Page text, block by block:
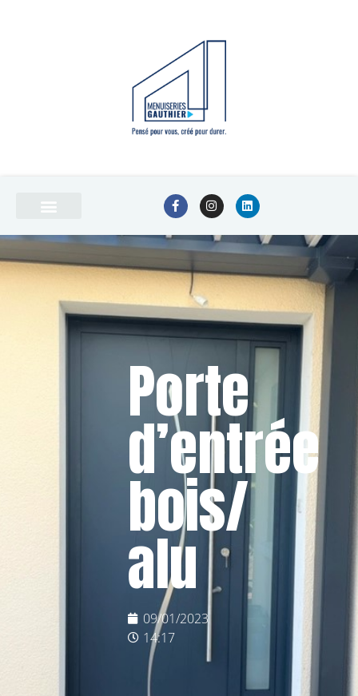
Porte
d’entrée
bois/
alu
09/01/2023
14:17